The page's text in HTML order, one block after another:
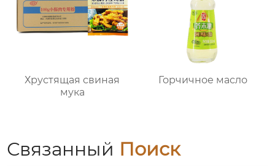
Хрустящая свиная
мука
Горчичное масло
Связанный Поиск